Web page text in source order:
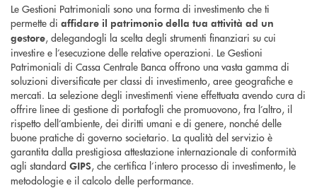
Le Gestioni Patrimoniali sono una forma di investimento che ti
permette di affidare il patrimonio della tua attività ad un
gestore, delegandogli la scelta degli strumenti finanziari su cui
investire e l’esecuzione delle relative operazioni. Le Gestioni
Patrimoniali di Cassa Centrale Banca offrono una vasta gamma di
soluzioni diversificate per classi di investimento, aree geografiche e
mercati. La selezione degli investimenti viene effettuata avendo cura di
offrire linee di gestione di portafogli che promuovono, fra l’altro, il
rispetto dell’ambiente, dei diritti umani e di genere, nonché delle
buone pratiche di governo societario. La qualità del servizio è
garantita dalla prestigiosa attestazione internazionale di conformità
agli standard GIPS, che certifica l’intero processo di investimento, le
metodologie e il calcolo delle performance.